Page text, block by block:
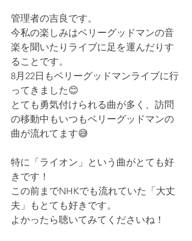
管理者の吉良です。
今私の楽しみはベリーグッドマンの音
楽を聞いたりライブに足を運んだりす
ることです。
8月22日もベリーグッドマンライブに行
ってきました😊
とても勇気付けられる曲が多く、訪問
の移動中もいつもベリーグッドマンの
曲が流れてます😅
特に「ライオン」という曲がとても好
きです！
この前までNHKでも流れていた「大丈
夫」もとても好きです。
よかったら聴いてみてくださいね！